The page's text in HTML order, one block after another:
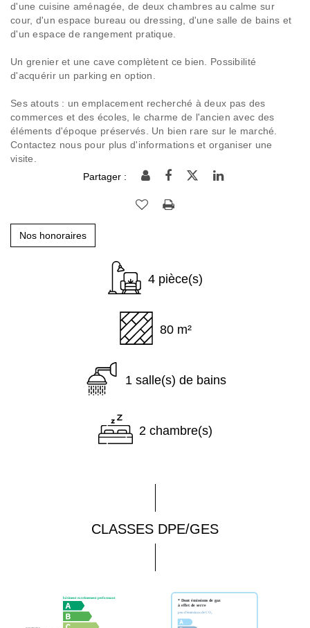
d'une cuisine aménagée, de deux chambres au calme sur
cour, d'un espace bureau ou dressing, d'une salle de bains et
d'un espace de rangement pratique.
Un grenier et une cave complètent ce bien. Possibilité
d'acquérir un parking en option.
Ses atouts : un emplacement recherché à deux pas des
commerces et des écoles, le charme de l'ancien avec des
éléments d'époque préservés. Un bien rare sur le marché.
Contactez nous pour plus d'informations et organiser une
visite.
Partager :
Nos honoraires
4 pièce(s)
80 m²
1 salle(s) de bains
2 chambre(s)
CLASSES DPE/GES